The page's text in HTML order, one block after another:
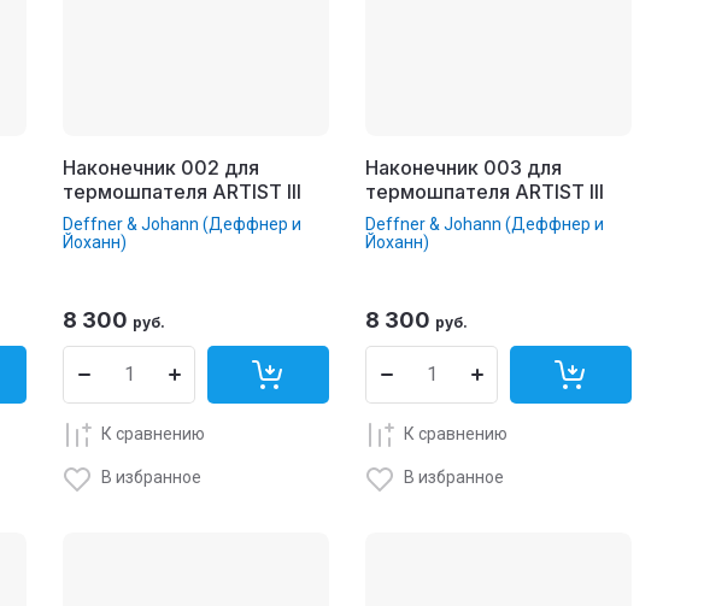
Наконечник 002 для
термошпателя ARTIST III
Deffner & Johann (Деффнер и
Йоханн)
8 300 руб.
К сравнению
В избранное
Наконечник 003 для
термошпателя ARTIST III
Deffner & Johann (Деффнер и
Йоханн)
8 300 руб.
К сравнению
В избранное